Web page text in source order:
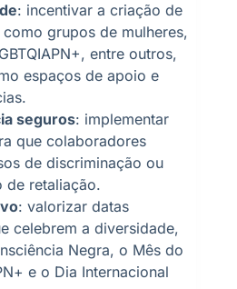
: incentivar a criação de
grupos de mulheres,
entre outros,
espaços de apoio e
seguros: implementar
que colaboradores
de discriminação ou
de retaliação.
: valorizar datas
celebrem a diversidade,
Negra, o Mês do
e o Dia Internacional